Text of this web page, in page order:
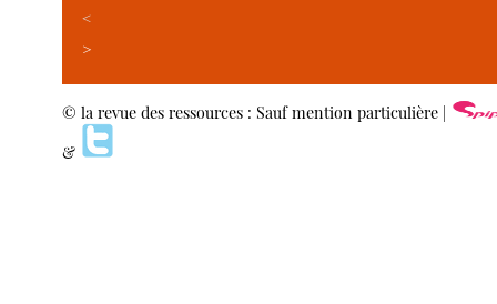
<
>
© la revue des ressources : Sauf mention particulière |
&